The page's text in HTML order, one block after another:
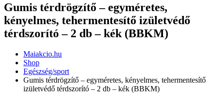
Gumis térdrögzítő – egyméretes,
kényelmes, tehermentesítő izületvédő
térdszorító – 2 db – kék (BBKM)
Maiakcio.hu
Shop
Egészség/sport
Gumis térdrögzítő – egyméretes, kényelmes, tehermentesítő
izületvédő térdszorító – 2 db – kék (BBKM)